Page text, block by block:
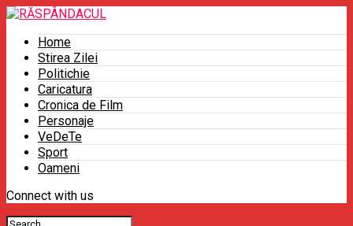
Home
Stirea Zilei
Politichie
Caricatura
Cronica de Film
Personaje
VeDeTe
Sport
Oameni
Connect with us